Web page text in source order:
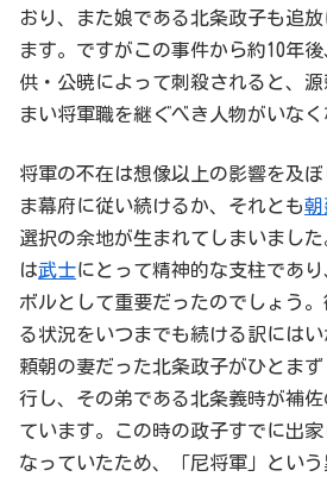
おり、また娘である北条政子も追
ます。ですがこの事件から約10年
供・公暁によって刺殺されると、
まい将軍職を継ぐべき人物がいなく
将軍の不在は想像以上の影響を及
ま幕府に従い続けるか、それとも朝
選択の余地が生まれてしまいまし
は武士にとって精神的な支柱であ
ボルとして重要だったのでしょう
る状況をいつまでも続ける訳にはい
頼朝の妻だった北条政子がひとま
行し、その弟である北条義時が補
ています。この時の政子すでに出
なっていたため、「尼将軍」とい